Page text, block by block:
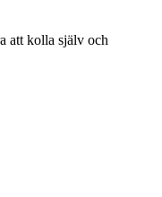
att kolla själv och